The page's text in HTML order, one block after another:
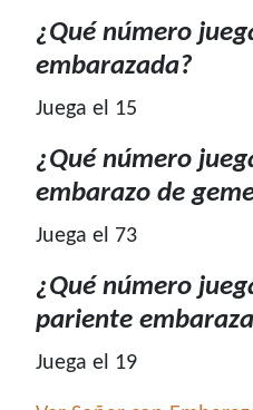
¿Qué número
embarazada?
Juega el 15
¿Qué número
embarazo de
Juega el 73
¿Qué número
pariente
Juega el 19